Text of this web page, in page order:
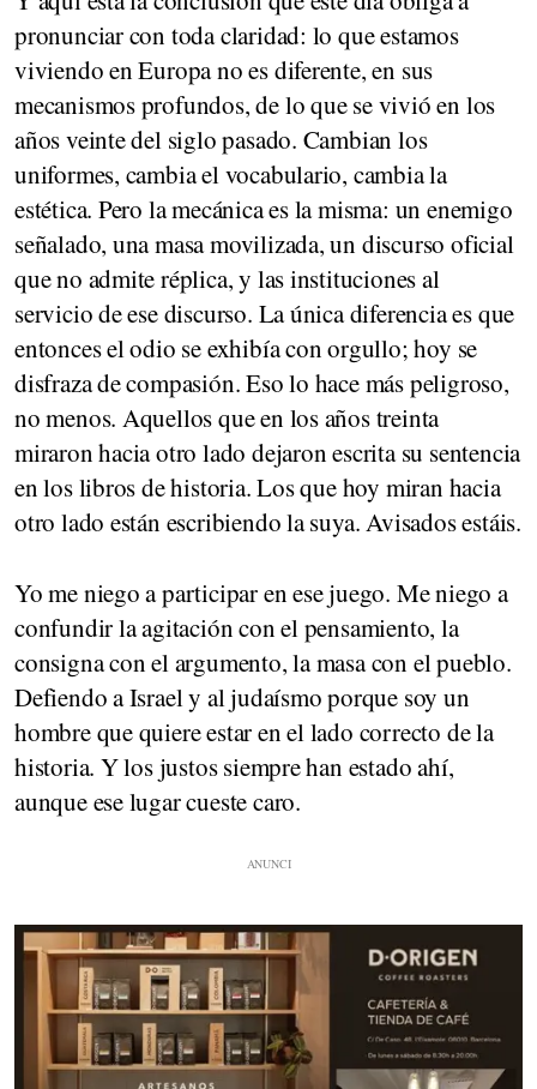
pronunciar con toda claridad: lo que estamos
viviendo en Europa no es diferente, en sus
mecanismos profundos, de lo que se vivió en los
años veinte del siglo pasado. Cambian los
uniformes, cambia el vocabulario, cambia la
estética. Pero la mecánica es la misma: un enemigo
señalado, una masa movilizada, un discurso oficial
que no admite réplica, y las instituciones al
servicio de ese discurso. La única diferencia es que
entonces el odio se exhibía con orgullo; hoy se
disfraza de compasión. Eso lo hace más peligroso,
no menos. Aquellos que en los años treinta
miraron hacia otro lado dejaron escrita su sentencia
en los libros de historia. Los que hoy miran hacia
otro lado están escribiendo la suya. Avisados estáis.
Yo me niego a participar en ese juego. Me niego a
confundir la agitación con el pensamiento, la
consigna con el argumento, la masa con el pueblo.
Defiendo a Israel y al judaísmo porque soy un
hombre que quiere estar en el lado correcto de la
historia. Y los justos siempre han estado ahí,
aunque ese lugar cueste caro.